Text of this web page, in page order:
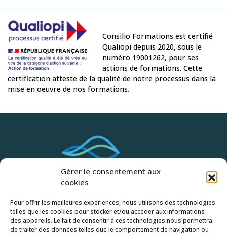
Gérer le consentement aux
cookies
Pour offrir les meilleures expériences, nous utilisons des technologies
telles que les cookies pour stocker et/ou accéder aux informations
des appareils. Le fait de consentir à ces technologies nous permettra
de traiter des données telles que le comportement de navigation ou
Consilio Formations est certifié
Qualiopi depuis 2020, sous le
numéro 19001262, pour ses
actions de formations. Cette
certification atteste de la qualité de notre processus dans la
mise en oeuvre de nos formations.
Accueil
Qui sommes-nous ?